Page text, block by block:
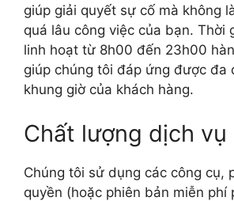
giúp giải quyết sự cố mà không
quá lâu công việc của bạn. Thời
linh hoạt từ 8h00 đến 23h00
giúp chúng tôi đáp ứng được đa
khung giờ của khách hàng.
Chất lượng dịch vụ
Chúng tôi sử dụng các công cụ,
quyền (hoặc phiên bản miễn phí